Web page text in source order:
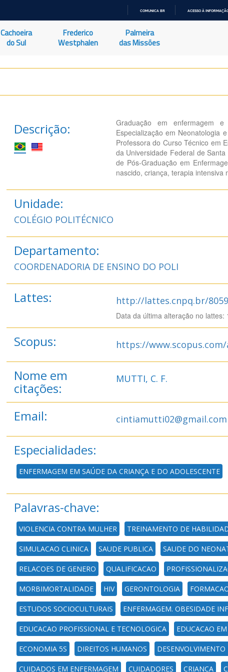
O
COMUNICA BR ACESSO À
Cachoeira
do Sul
Frederico
Westphalen
Palmeira
das Missões
Descrição:
Graduação em enfermagem e
Especialização em Neonatologia
Professora do Curso Técnico em
da Universidade Federal de
de Pós-Graduação em
nascido, criança, terapia intensiva
Unidade:
COLÉGIO POLITÉCNICO
Departamento:
COORDENADORIA DE ENSINO DO POLI
Lattes: http://lattes.cnpq.br/
Data da última alteração no lattes:
Scopus: https://
Nome em
citações:
MUTTI, C. F.
Email: cintiamutti02@gmail.com
Especialidades:
ENFERMAGEM EM SAÚDE DA CRIANÇA E DO ADOLESCENTE
Palavras-chave:
VIOLENCIA CONTRA MULHER TREINAMENTO DE
SIMULACAO CLINICA SAUDE PUBLICA SAUDE DO
RELACOES DE GENERO QUALIFICACAO
MORBIMORTALIDADE HIV GERONTOLOGIA
ESTUDOS SOCIOCULTURAIS ENFERMAGEM. OBESIDADE
EDUCACAO PROFISSIONAL E TECNOLOGICA EDUCACAO
ECONOMIA 5S DIREITOS HUMANOS
CUIDADOS EM ENFERMAGEM CUIDADORES CRIANCA